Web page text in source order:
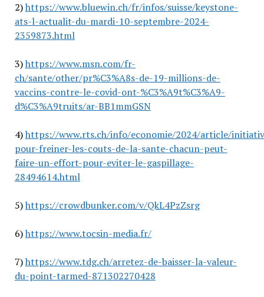
2)https://www.bluewin.ch/fr/infos/suisse/keystone-
ats-l-actualit-du-mardi-10-septembre-2024-
2359873.html
3)https://www.msn.com/fr-
ch/sante/other/pr%C3%A8s-de-19-millions-de-
vaccins-contre-le-covid-ont-%C3%A9t%C3%A9-
d%C3%A9truits/ar-BB1mmGSN
4)https://www.rts.ch/info/economie/2024/article/
pour-freiner-les-couts-de-la-sante-chacun-peut-
faire-un-effort-pour-eviter-le-gaspillage-
28494614.html
5)https://crowdbunker.com/v/QkL4PzZsrg
6)https://www.tocsin-media.fr/
7)https://www.tdg.ch/arretez-de-baisser-la-valeur-
du-point-tarmed-871302270428